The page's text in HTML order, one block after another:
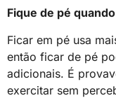
Fique de pé
Ficar em pé usa
então ficar de pé
adicionais. É
exercitar sem